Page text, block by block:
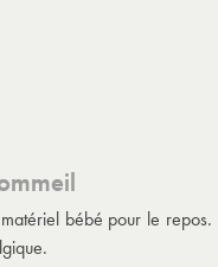
bébé pour le repos.